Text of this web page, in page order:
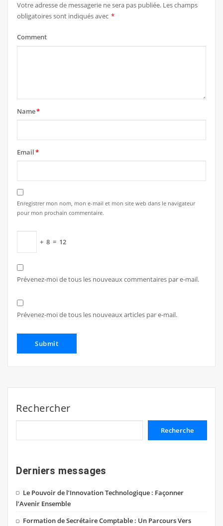
Votre adresse de messagerie ne sera pas publiée. Les champs
obligatoires sont indiqués avec *
Comment
Name*
Email*
Enregistrer mon nom, mon e-mail et mon site web dans le navigateur
pour mon prochain commentaire.
+ 8 = 12
Prévenez-moi de tous les nouveaux commentaires par e-mail.
Prévenez-moi de tous les nouveaux articles par e-mail.
Rechercher
Recherche
Derniers messages
Le Pouvoir de l’Innovation Technologique : Façonner
l’Avenir Ensemble
Formation de Secrétaire Comptable : Un Parcours Vers